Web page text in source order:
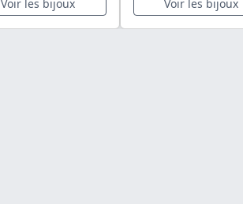
Voir les bijoux Voir les bijoux